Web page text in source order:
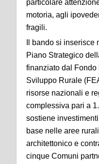
particolare
motoria, agli
fragili.
Il bando si inserisce
Piano Strategico
finanziato dal
Sviluppo Rurale
risorse nazionali e
complessiva pari a
sostiene
base nelle aree
architettonico e
cinque Comuni